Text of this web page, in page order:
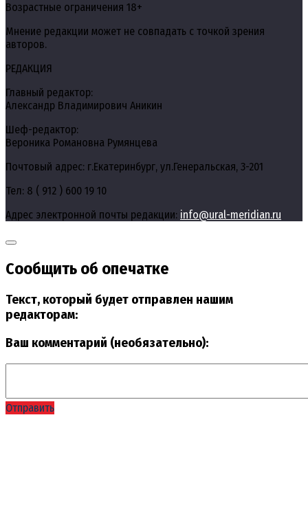
Возрастные ограничения 18+
Мнение редакции может не совпадать с точкой зрения
авторов.
РЕДАКЦИЯ
Главный редактор:
Александр Владимирович Аникин
Шеф-редактор:
Вероника Романовна Румянцева
Почтовый адрес: г.Екатеринбург, ул.Генеральская, 3-201
Тел: 8 ( 912 ) 600 19 10
Адрес электронной почты редакции: info@ural-meridian.ru
Сообщить об опечатке
Текст, который будет отправлен нашим
редакторам:
Ваш комментарий (необязательно):
Отправить